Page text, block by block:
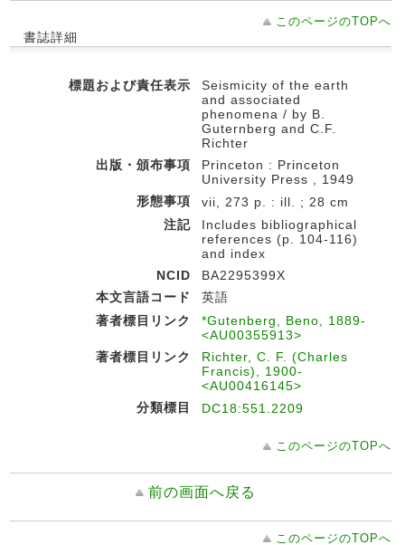
このページのTOPへ
書誌詳細
標題および責任表示
Seismicity of the earth
and associated
phenomena / by B.
Guternberg and C.F.
Richter
出版・頒布事項
Princeton : Princeton
University Press , 1949
形態事項
vii, 273 p. : ill. ; 28 cm
注記
Includes bibliographical
references (p. 104-116)
and index
NCID
BA2295399X
本文言語コード
英語
著者標目リンク
*Gutenberg, Beno, 1889-
<AU00355913>
著者標目リンク
Richter, C. F. (Charles
Francis), 1900-
<AU00416145>
分類標目
DC18:551.2209
このページのTOPへ
前の画面へ戻る
このページのTOPへ